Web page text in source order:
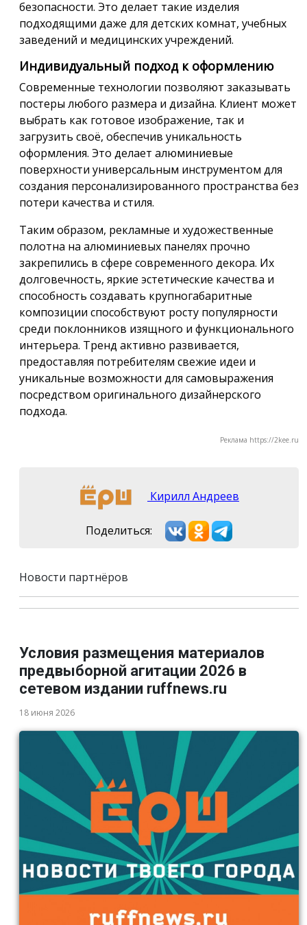
безопасности. Это делает такие изделия
подходящими даже для детских комнат, учебных
заведений и медицинских учреждений.
Индивидуальный подход к оформлению
Современные технологии позволяют заказывать
постеры любого размера и дизайна. Клиент может
выбрать как готовое изображение, так и
загрузить своё, обеспечив уникальность
оформления. Это делает алюминиевые
поверхности универсальным инструментом для
создания персонализированного пространства без
потери качества и стиля.
Таким образом, рекламные и художественные
полотна на алюминиевых панелях прочно
закрепились в сфере современного декора. Их
долговечность, яркие эстетические качества и
способность создавать крупногабаритные
композиции способствуют росту популярности
среди поклонников изящного и функционального
интерьера. Тренд активно развивается,
предоставляя потребителям свежие идеи и
уникальные возможности для самовыражения
посредством оригинального дизайнерского
подхода.
Реклама https://2kee.ru
Кирилл Андреев
Поделиться:
Новости партнёров
Условия размещения материалов
предвыборной агитации 2026 в
сетевом издании ruffnews.ru
18 июня 2026